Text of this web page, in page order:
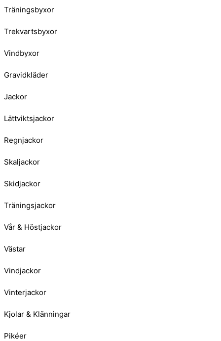
Träningsbyxor
Trekvartsbyxor
Vindbyxor
Gravidkläder
Jackor
Lättviktsjackor
Regnjackor
Skaljackor
Skidjackor
Träningsjackor
Vår & Höstjackor
Västar
Vindjackor
Vinterjackor
Kjolar & Klänningar
Pikéer